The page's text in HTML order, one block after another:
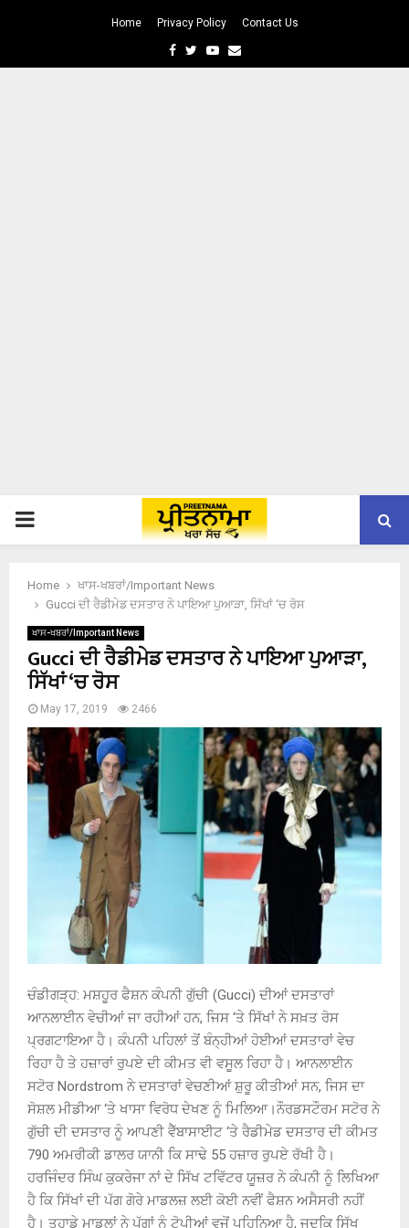
Home Privacy Policy Contact Us
Facebook
TwitterYoutube
Email
PRIMARY
Home
ਖਾਸ-ਖਬਰਾਂ/Important News
Gucci ਦੀ ਰੈਡੀਮੇਡ ਦਸਤਾਰ ਨੇ ਪਾਇਆ ਪੁਆੜਾ, ਸਿੱਖਾਂ ‘ਚ ਰੋਸ
ਖਾਸ-ਖਬਰਾਂ/Important News
Gucci ਦੀ ਰੈਡੀਮੇਡ ਦਸਤਾਰ ਨੇ ਪਾਇਆ ਪੁਆੜਾ,
ਸਿੱਖਾਂ ‘ਚ ਰੋਸ
May 17, 2019 2466
ਚੰਡੀਗੜ੍ਹ: ਮਸ਼ਹੂਰ ਫੈਸ਼ਨ ਕੰਪਨੀ ਗੁੱਚੀ (Gucci) ਦੀਆਂ ਦਸਤਾਰਾਂ
ਆਨਲਾਈਨ ਵੇਚੀਆਂ ਜਾ ਰਹੀਆਂ ਹਨ, ਜਿਸ ‘ਤੇ ਸਿੱਖਾਂ ਨੇ ਸਖ਼ਤ ਰੋਸ
ਪ੍ਰਗਟਾਇਆ ਹੈ। ਕੰਪਨੀ ਪਹਿਲਾਂ ਤੋਂ ਬੰਨ੍ਹੀਆਂ ਹੋਈਆਂ ਦਸਤਾਰਾਂ ਵੇਚ
ਰਿਹਾ ਹੈ ਤੇ ਹਜ਼ਾਰਾਂ ਰੁਪਏ ਦੀ ਕੀਮਤ ਵੀ ਵਸੂਲ ਰਿਹਾ ਹੈ। ਆਨਲਾਈਨ
ਸਟੋਰ Nordstrom ਨੇ ਦਸਤਾਰਾਂ ਵੇਚਣੀਆਂ ਸ਼ੁਰੂ ਕੀਤੀਆਂ ਸਨ, ਜਿਸ ਦਾ
ਸੋਸ਼ਲ ਮੀਡੀਆ ‘ਤੇ ਖਾਸਾ ਵਿਰੋਧ ਦੇਖਣ ਨੂੰ ਮਿਲਿਆ।ਨੌਰਡਸਟੌਰਮ ਸਟੋਰ ਨੇ
ਗੁੱਚੀ ਦੀ ਦਸਤਾਰ ਨੂੰ ਆਪਣੀ ਵੈੱਬਾਸਾਈਟ ‘ਤੇ ਰੈਡੀਮੇਡ ਦਸਤਾਰ ਦੀ ਕੀਮਤ
790 ਅਮਰੀਕੀ ਡਾਲਰ ਯਾਨੀ ਕਿ ਸਾਢੇ 55 ਹਜ਼ਾਰ ਰੁਪਏ ਰੱਖੀ ਹੈ।
ਹਰਜਿੰਦਰ ਸਿੰਘ ਕੁਕਰੇਜਾ ਨਾਂ ਦੇ ਸਿੱਖ ਟਵਿੱਟਰ ਯੂਜ਼ਰ ਨੇ ਕੰਪਨੀ ਨੂੰ ਲਿਖਿਆ
ਹੈ ਕਿ ਸਿੱਖਾਂ ਦੀ ਪੱਗ ਗੋਰੇ ਮਾਡਲਜ਼ ਲਈ ਕੋਈ ਨਵੀਂ ਫੈਸ਼ਨ ਅਸੈਸਰੀ ਨਹੀਂ
ਹੈ। ਤੁਹਾਡੇ ਮਾਡਲਾਂ ਨੇ ਪੱਗਾਂ ਨੂੰ ਟੋਪੀਆਂ ਵਜੋਂ ਪਹਿਨਿਆ ਹੈ, ਜਦਕਿ ਸਿੱਖ